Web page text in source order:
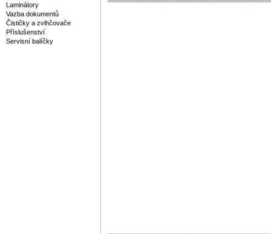
Laminátory
Vazba dokumentů
Čističky a zvlhčovače
Příslušenství
Servisní balíčky